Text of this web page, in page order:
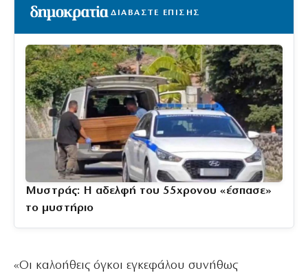
ΔΙΑΒΑΣΤΕ ΕΠΙΣΗΣ
Μυστράς: Η αδελφή του 55χρονου «έσπασε»
το μυστήριο
«Οι καλοήθεις όγκοι εγκεφάλου συνήθως